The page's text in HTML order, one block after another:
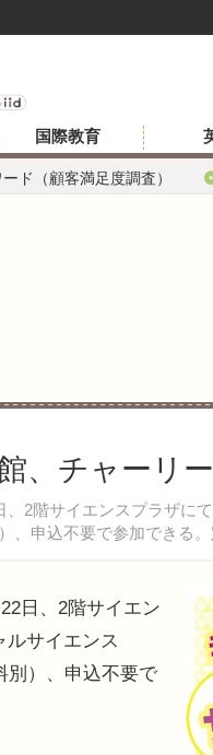
ド（顧客満足度調査）
国際教育
、チャーリ
2階サイエンスプラザに
申込不要で参加できる。
日、2階サイエン
ルサイエンス
別）、申込不要で